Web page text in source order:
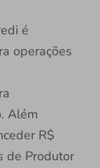
é
operações
Além
R$
de Produtor